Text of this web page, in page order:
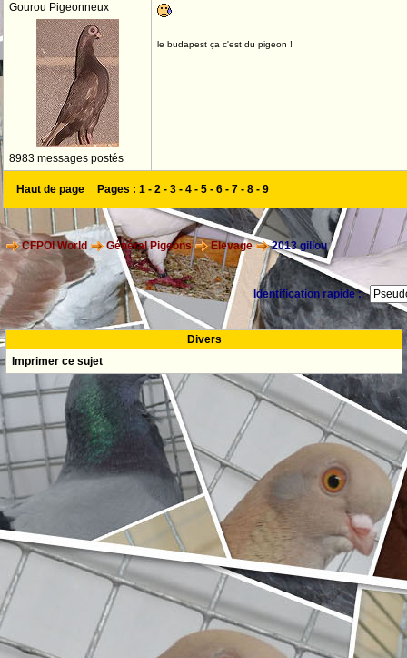
Gourou Pigeonneux
8983 messages postés
--------------------
le budapest ça c'est du pigeon !
Haut de page Pages : 1 - 2 - 3 - 4 - 5 - 6 - 7 - 8 - 9
CFPOI World Général Pigeons Elevage 2013 gillou
Identification rapide :
Divers
Imprimer ce sujet